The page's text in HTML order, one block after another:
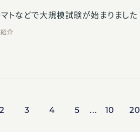
マトなどで大規模試験が始まりました
介
2 3 4 5 ... 10 20